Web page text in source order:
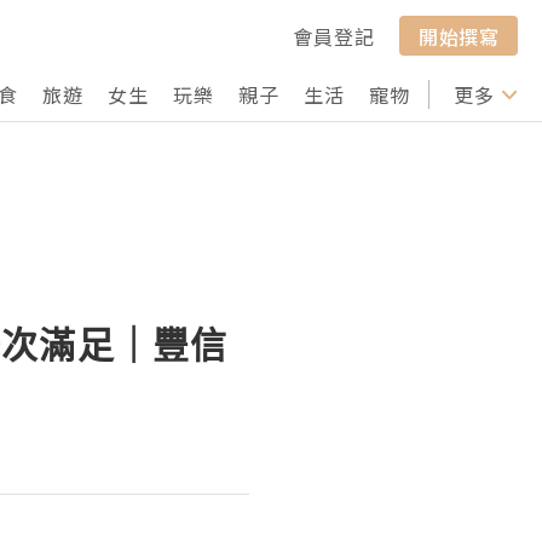
會員登記
開始撰寫
旅遊 女生 玩樂 親子 生活 寵物 行山 打卡
更多
滿足｜豐信